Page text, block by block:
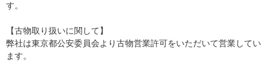
す。
【古物取り扱いに関して】
弊社は東京都公安委員会より古物営業許可をいただいて営業してい
ます。